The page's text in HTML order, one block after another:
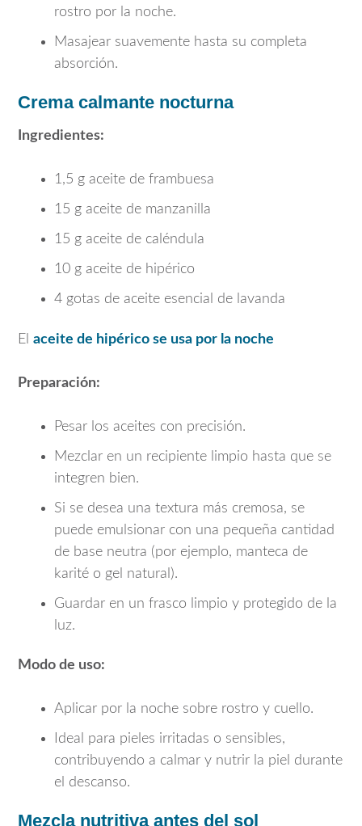
rostro por la noche.
Masajear suavemente hasta su completa
absorción.
Crema calmante nocturna
Ingredientes:
1,5 g aceite de frambuesa
15 g aceite de manzanilla
15 g aceite de caléndula
10 g aceite de hipérico
4 gotas de aceite esencial de lavanda
El aceite de hipérico se usa por la noche
Preparación:
Pesar los aceites con precisión.
Mezclar en un recipiente limpio hasta que se
integren bien.
Si se desea una textura más cremosa, se
puede emulsionar con una pequeña cantidad
de base neutra (por ejemplo, manteca de
karité o gel natural).
Guardar en un frasco limpio y protegido de la
luz.
Modo de uso:
Aplicar por la noche sobre rostro y cuello.
Ideal para pieles irritadas o sensibles,
contribuyendo a calmar y nutrir la piel durante
el descanso.
Mezcla nutritiva antes del sol